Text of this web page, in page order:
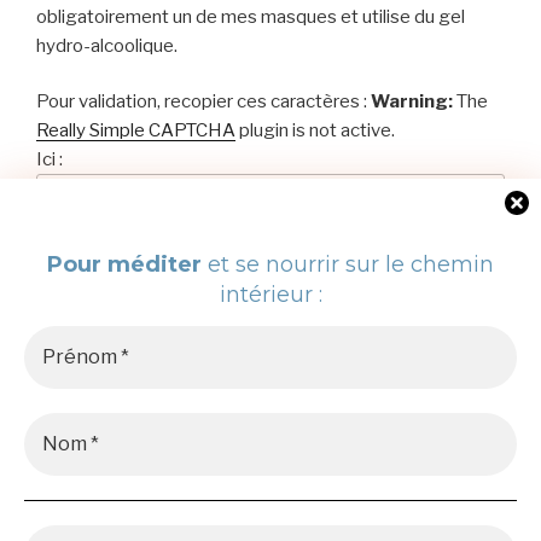
obligatoirement un de mes masques et utilise du gel
hydro-alcoolique.
Pour validation, recopier ces caractères : Warning:The
Really Simple CAPTCHAplugin is not active.
Ici :
Pour méditer et se nourrir sur le chemin
intérieur :
NATURA HOMINIS – COPYRIGHT 2012-2025
151 rue de mezu – 78450 – Chavenay